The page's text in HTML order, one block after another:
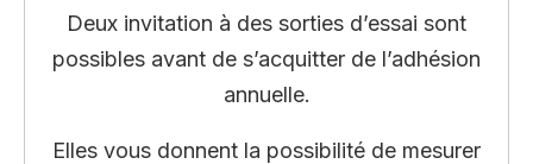
Deux invitation à des sorties d’essai sont
possibles avant de s’acquitter de l’adhésion
annuelle.
Elles vous donnent la possibilité de mesurer